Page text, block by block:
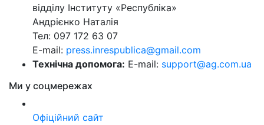
відділу Інституту «Республіка»
Андрієнко Наталія
Тел: 097 172 63 07
E-mail: press.inrespublica@gmail.com
Технічна допомога: E-mail: support@ag.com.ua
Ми у соцмережах
Офіційний сайт